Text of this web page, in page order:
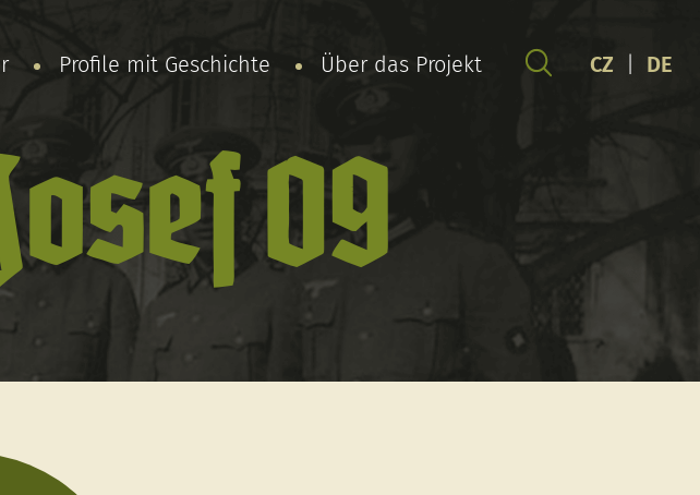
Profile mit Geschichte Über das Projekt CZ DE
09